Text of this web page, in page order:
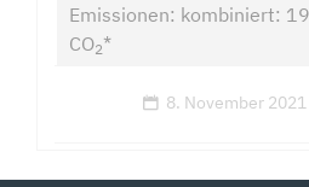
Emissionen: kombiniert:
CO2*
8. November 2021